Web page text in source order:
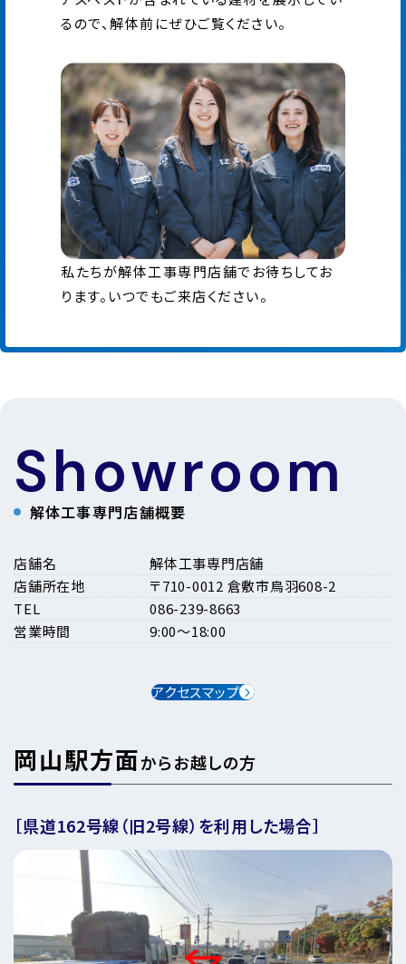
るので、解体前にぜひご覧ください。
私たちが解体工事専門店舗でお待ちしてお
ります。いつでもご来店ください。
Showroom
解体工事専門店舗概要
店舗名
解体工事専門店舗
店舗所在地
〒710-0012 倉敷市鳥羽608-2
TEL
086-239-8663
営業時間
9:00〜18:00
アクセスマップ
岡山駅方面からお越しの方
［県道162号線（旧2号線）を利用した場合］